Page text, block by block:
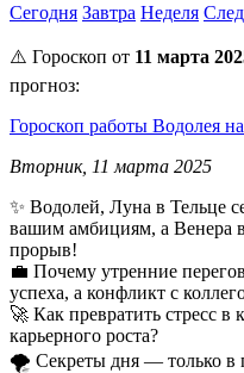
Сегодня Завтра Неделя
⚠️ Гороскоп от 11 марта
прогноз:
Гороскоп работы Водолея
Вторник, 11 марта 2025
✨ Водолей, Луна в Тельце
вашим амбициям, а Венера
прорыв!
💼 Почему утренние
успеха, а конфликт с
🚀 Как превратить стресс в
карьерного роста?
🌪️ Секреты дня — только в